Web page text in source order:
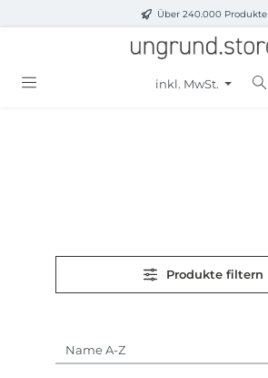
Zum Hauptinhalt springenÜber 240.000 Produkte
inkl. MwSt.
Produkte filtern